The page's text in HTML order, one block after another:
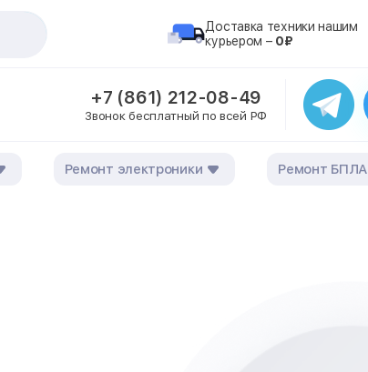
Доставка техники нашим
курьером – 0₽
+7 (861) 212-08-49
Звонок бесплатный по всей РФ
Ремонт электроники Ремонт БПЛА